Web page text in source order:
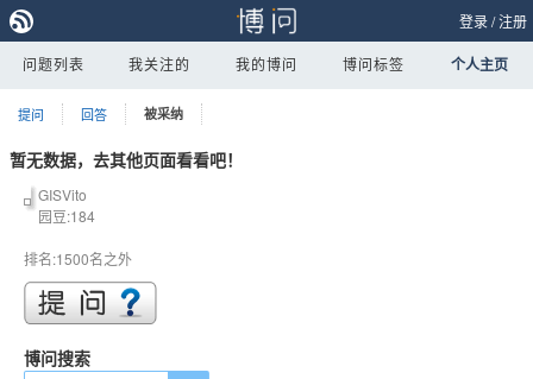
登录/注册
问题列表 我关注的 我的博问 博问标签 个人主页
提问 回答 被采纳
暂无数据，去其他页面看看吧！
GISVito
园豆:184
排名:1500名之外
博问搜索